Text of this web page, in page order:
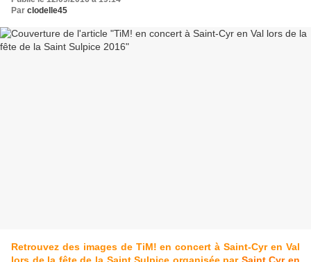
Par clodelle45
Retrouvez des images de TiM! en concert à Saint-Cyr en Val